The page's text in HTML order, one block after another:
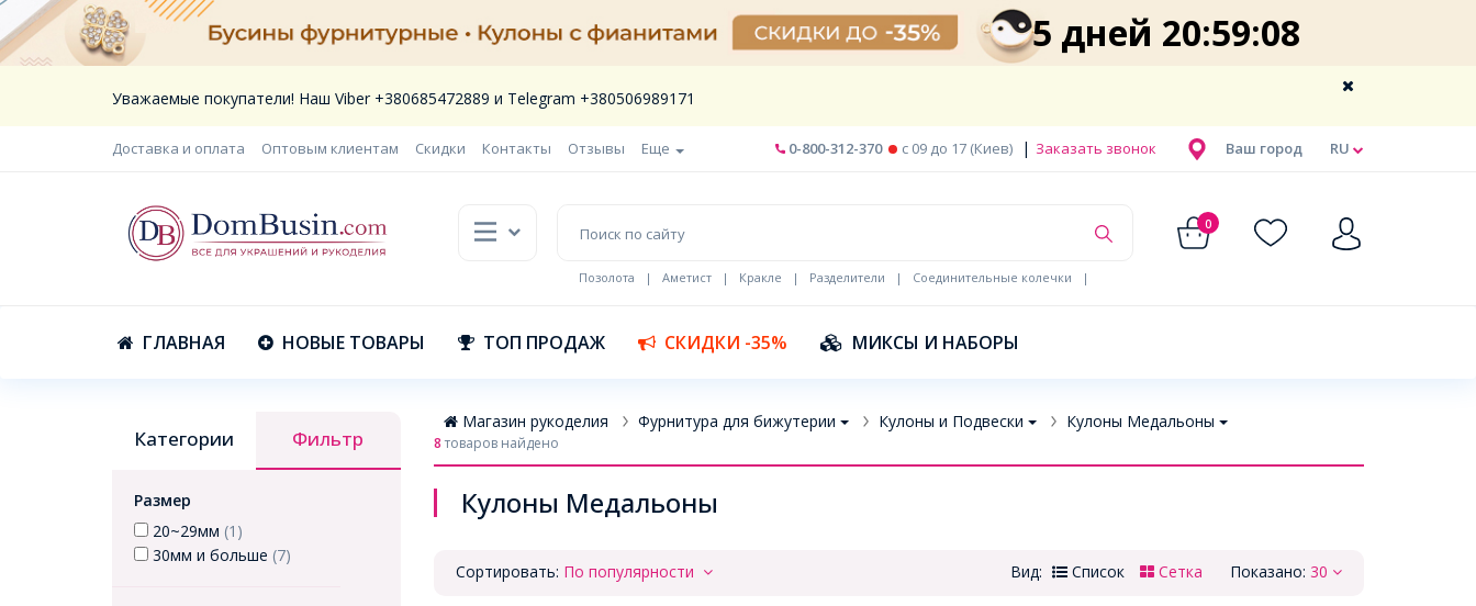
5 дней 20:59:07
Уважаемые покупатели! Наш Viber +380685472889 и Telegram +380506989171
Доставка и оплата Оптовым клиентам Скидки Контакты Отзывы Еще RU
Ваш город
0-800-312-370 c 09 до 17 (Киев) | Заказать звонок
0
Позолота | Аметист | Кракле | Разделители | Соединительные колечки
|
ГЛАВНАЯ НОВЫЕ ТОВАРЫ ТОП ПРОДАЖ СКИДКИ -35% МИКСЫ И НАБОРЫ
Категории Фильтр
Размер
20~29мм (1)
30мм и больше (7)
Магазин рукоделия Фурнитура для бижутерии Кулоны и Подвески Кулоны Медальоны
8товаров найдено
Кулоны Медальоны
Сортировать: По популярности Показано: 30
Вид: Список Сетка